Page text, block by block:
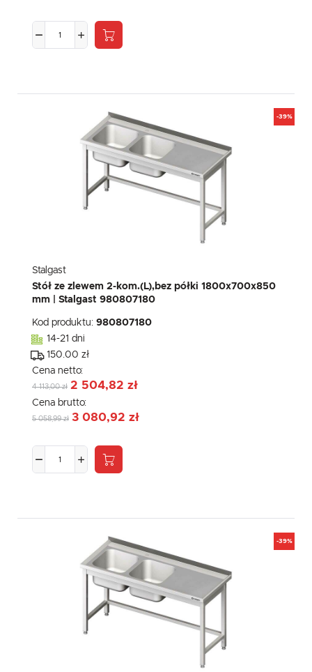
-39%
Stalgast
Stół ze zlewem 2-kom.(L),bez półki 1800x700x850
mm | Stalgast 980807180
Kod produktu: 980807180
14-21 dni
150.00 zł
Cena netto:
4 113,00 zł 2 504,82 zł
Cena brutto:
5 058,99 zł 3 080,92 zł
-39%